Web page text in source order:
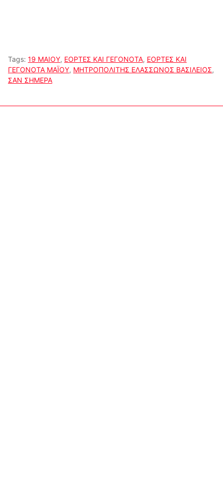
Tags: 19 ΜΑΙΟΥ, ΕΟΡΤΕΣ ΚΑΙ ΓΕΓΟΝΟΤΑ, ΕΟΡΤΕΣ ΚΑΙ
ΓΕΓΟΝΟΤΑ ΜΑΪΟΥ, ΜΗΤΡΟΠΟΛΙΤΗΣ ΕΛΑΣΣΩΝΟΣ ΒΑΣΙΛΕΙΟΣ,
ΣΑΝ ΣΗΜΕΡΑ